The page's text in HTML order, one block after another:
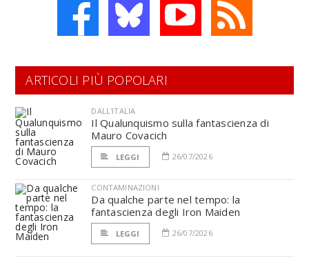
ARTICOLI PIÙ POPOLARI
DALL'ITALIA
Il Qualunquismo sulla fantascienza di
Mauro Covacich
LEGGI 26/07/2026
CONTAMINAZIONI
Da qualche parte nel tempo: la
fantascienza degli Iron Maiden
LEGGI 26/07/2026